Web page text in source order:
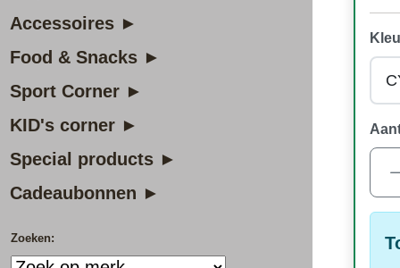
Accessoires ►
Food & Snacks ►
Sport Corner ►
KID's corner ►
Special products ►
Cadeaubonnen ►
Zoeken: